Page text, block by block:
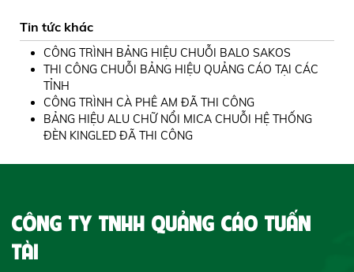
Tin tức khác
CÔNG TRÌNH BẢNG HIỆU CHUỖI BALO SAKOS
THI CÔNG CHUỖI BẢNG HIỆU QUẢNG CÁO TẠI CÁC
TỈNH
CÔNG TRÌNH CÀ PHÊ AM ĐÃ THI CÔNG
BẢNG HIỆU ALU CHỮ NỔI MICA CHUỖI HỆ THỐNG
ĐÈN KINGLED ĐÃ THI CÔNG
CÔNG TY TNHH QUẢNG CÁO TUẤN
TÀI